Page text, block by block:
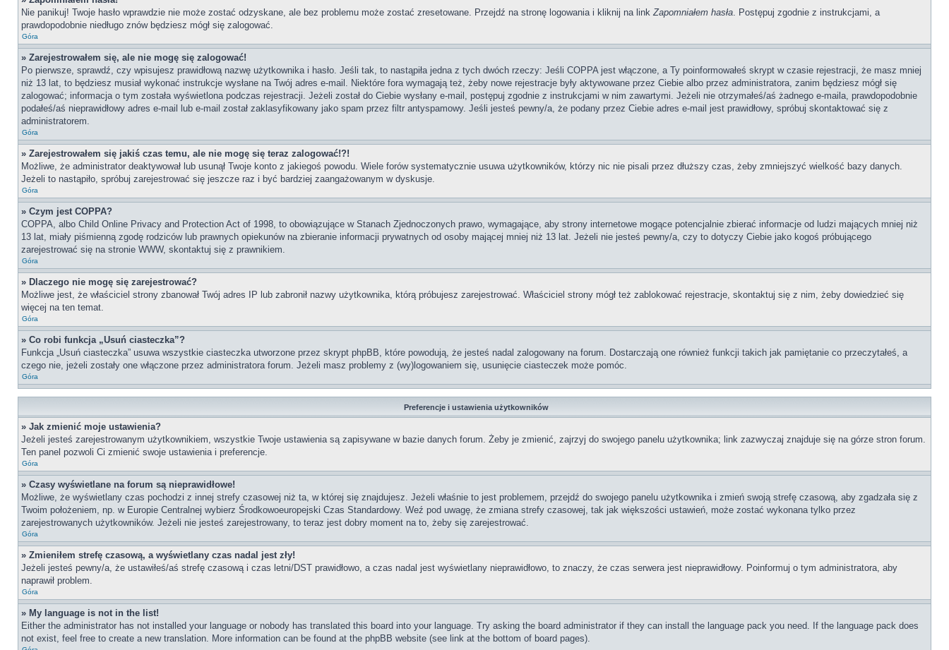
Nie panikuj! Twoje hasło wprawdzie nie może zostać odzyskane, ale bez problemu może zostać zresetowane. Przejdź na stronę logowania i kliknij na linkZapomniałem hasła. Postępuj zgodnie z instrukcjami, a
prawdopodobnie niedługo znów będziesz mógł się zalogować.
Góra
» Zarejestrowałem się, ale nie mogę się zalogować!
Po pierwsze, sprawdź, czy wpisujesz prawidłową nazwę użytkownika i hasło. Jeśli tak, to nastąpiła jedna z tych dwóch rzeczy: Jeśli COPPA jest włączone, a Ty poinformowałeś skrypt w czasie rejestracji, że masz mniej
niż 13 lat, to będziesz musiał wykonać instrukcje wysłane na Twój adres e-mail. Niektóre fora wymagają też, żeby nowe rejestracje były aktywowane przez Ciebie albo przez administratora, zanim będziesz mógł się
zalogować; informacja o tym została wyświetlona podczas rejestracji. Jeżeli został do Ciebie wysłany e-mail, postępuj zgodnie z instrukcjami w nim zawartymi. Jeżeli nie otrzymałeś/aś żadnego e-maila, prawdopodobnie
podałeś/aś nieprawidłowy adres e-mail lub e-mail został zaklasyfikowany jako spam przez filtr antyspamowy. Jeśli jesteś pewny/a, że podany przez Ciebie adres e-mail jest prawidłowy, spróbuj skontaktować się z
administratorem.
Góra
» Zarejestrowałem się jakiś czas temu, ale nie mogę się teraz zalogować!?!
Możliwe, że administrator deaktywował lub usunął Twoje konto z jakiegoś powodu. Wiele forów systematycznie usuwa użytkowników, którzy nic nie pisali przez dłuższy czas, żeby zmniejszyć wielkość bazy danych.
Jeżeli to nastąpiło, spróbuj zarejestrować się jeszcze raz i być bardziej zaangażowanym w dyskusje.
Góra
» Czym jest COPPA?
COPPA, albo Child Online Privacy and Protection Act of 1998, to obowiązujące w Stanach Zjednoczonych prawo, wymagające, aby strony internetowe mogące potencjalnie zbierać informacje od ludzi mających mniej niż
13 lat, miały piśmienną zgodę rodziców lub prawnych opiekunów na zbieranie informacji prywatnych od osoby mającej mniej niż 13 lat. Jeżeli nie jesteś pewny/a, czy to dotyczy Ciebie jako kogoś próbującego
zarejestrować się na stronie WWW, skontaktuj się z prawnikiem.
Góra
» Dlaczego nie mogę się zarejestrować?
Możliwe jest, że właściciel strony zbanował Twój adres IP lub zabronił nazwy użytkownika, którą próbujesz zarejestrować. Właściciel strony mógł też zablokować rejestracje, skontaktuj się z nim, żeby dowiedzieć się
więcej na ten temat.
Góra
» Co robi funkcja „Usuń ciasteczka”?
Funkcja „Usuń ciasteczka” usuwa wszystkie ciasteczka utworzone przez skrypt phpBB, które powodują, że jesteś nadal zalogowany na forum. Dostarczają one również funkcji takich jak pamiętanie co przeczytałeś, a
czego nie, jeżeli zostały one włączone przez administratora forum. Jeżeli masz problemy z (wy)logowaniem się, usunięcie ciasteczek może pomóc.
Góra
Preferencje i ustawienia użytkowników
» Jak zmienić moje ustawienia?
Jeżeli jesteś zarejestrowanym użytkownikiem, wszystkie Twoje ustawienia są zapisywane w bazie danych forum. Żeby je zmienić, zajrzyj do swojego panelu użytkownika; link zazwyczaj znajduje się na górze stron forum.
Ten panel pozwoli Ci zmienić swoje ustawienia i preferencje.
Góra
» Czasy wyświetlane na forum są nieprawidłowe!
Możliwe, że wyświetlany czas pochodzi z innej strefy czasowej niż ta, w której się znajdujesz. Jeżeli właśnie to jest problemem, przejdź do swojego panelu użytkownika i zmień swoją strefę czasową, aby zgadzała się z
Twoim położeniem, np. w Europie Centralnej wybierz Środkowoeuropejski Czas Standardowy. Weź pod uwagę, że zmiana strefy czasowej, tak jak większości ustawień, może zostać wykonana tylko przez
zarejestrowanych użytkowników. Jeżeli nie jesteś zarejestrowany, to teraz jest dobry moment na to, żeby się zarejestrować.
Góra
» Zmieniłem strefę czasową, a wyświetlany czas nadal jest zły!
Jeżeli jesteś pewny/a, że ustawiłeś/aś strefę czasową i czas letni/DST prawidłowo, a czas nadal jest wyświetlany nieprawidłowo, to znaczy, że czas serwera jest nieprawidłowy. Poinformuj o tym administratora, aby
naprawił problem.
Góra
» My language is not in the list!
Either the administrator has not installed your language or nobody has translated this board into your language. Try asking the board administrator if they can install the language pack you need. If the language pack does
not exist, feel free to create a new translation. More information can be found at the phpBB website (see link at the bottom of board pages).